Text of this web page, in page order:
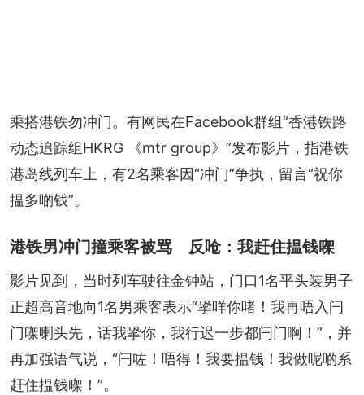
乘搭港铁勿冲门。有网民在Facebook群组“香港铁路
动态追踪组HKRG 《mtr group》”发布影片，指港铁
港岛线列车上，有2名乘客因“冲门”争执，留言“祝你
揾多啲钱”。
港铁男冲门撞乘客被骂 反呛：我赶住揾钱㗎
影片见到，当时列车驶往金钟站，门口1名平头装男子
正超高音地向1名男乘客表示“㧬咩你啫！我再唔入闩
门㗎喇头先，话我㧬你，我行迟一步都闩门啊！”，并
再加强语气说，“闩咗！唔得！我要揾钱！我做呢啲系
赶住揾钱㗎！”。